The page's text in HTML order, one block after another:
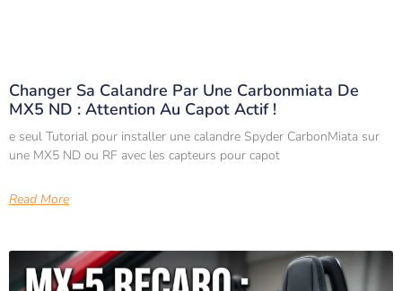
Changer Sa Calandre Par Une Carbonmiata De
MX5 ND : Attention Au Capot Actif !
e seul Tutorial pour installer une calandre Spyder CarbonMiata sur
une MX5 ND ou RF avec les capteurs pour capot
Read More